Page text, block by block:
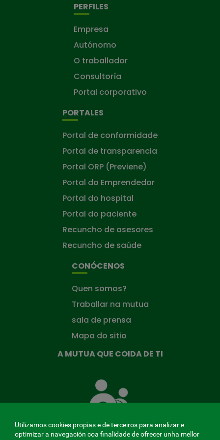
PERFILES
Empresa
Autónomo
O traballador
Consultoría
Portal corporativo
PORTALES
Portal de conformidade
Portal de transparencia
Portal ORP (Previene)
Portal do Emprendedor
Portal do hospital
Portal do paciente
Recuncho de asesores
Recuncho de saúde
CONÓCENOS
Quen somos?
Traballar na mutua
sala de prensa
Mapa do sitio
A MUTUA QUE COIDA DE TI
Mutua
que
Utilizamos cookies propias e de terceiros para analizar e
optimizar a navegación coa finalidade de ofrecer unha mellor